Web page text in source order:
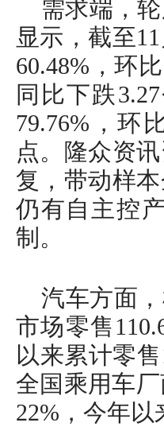
需求端，
显示，截至
60.48%，环
同比下跌
79.76%，环
点。隆众资
复，带动样
仍有自主控
制。
汽车方面
市场零售
以来累计零
全国乘用车
22%，今年以